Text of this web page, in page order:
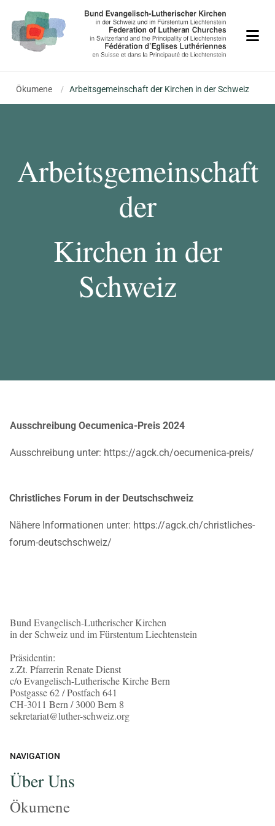
Ökumene / Arbeitsgemeinschaft der Kirchen in der Schweiz
Arbeitsgemeinschaft
der
Kirchen in der
Schweiz
Ausschreibung Oecumenica-Preis 2024
Ausschreibung unter: https://agck.ch/oecumenica-preis/
Christliches Forum in der Deutschschweiz
Nähere Informationen unter: https://agck.ch/christliches-
forum-deutschschweiz/
Bund Evangelisch-Lutherischer Kirchen
in der Schweiz und im Fürstentum Liechtenstein
Präsidentin:
z.Zt. Pfarrerin Renate Dienst
c/o Evangelisch-Lutherische Kirche Bern
Postgasse 62 / Postfach 641
CH-3011 Bern / 3000 Bern 8
sekretariat@luther-schweiz.org
NAVIGATION
Über Uns
Ökumene